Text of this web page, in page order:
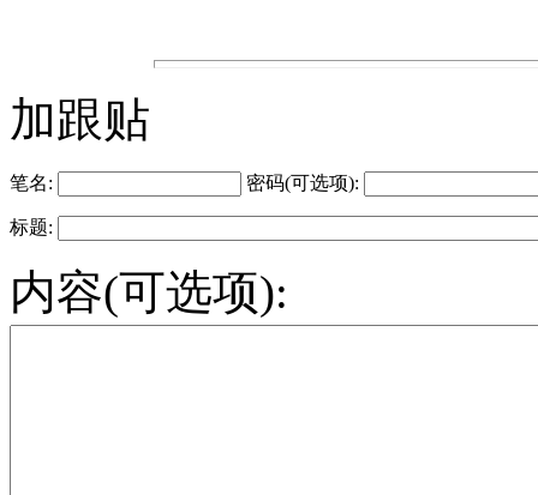
加跟贴
笔名: 密码(可选项):
标题:
内容(可选项):